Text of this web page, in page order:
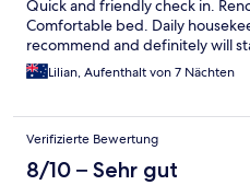
Quick and friendly check in.
Comfortable bed. Daily
recommend and definitely will
Lilian, Aufenthalt von 7 Nächten
Verifizierte Bewertung
8/10 – Sehr gut